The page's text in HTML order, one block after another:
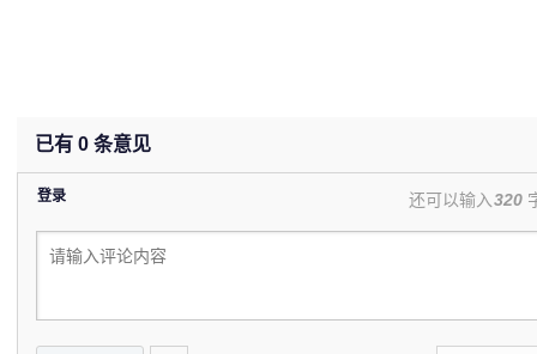
已有 0 条意见
登录 还可以输入320